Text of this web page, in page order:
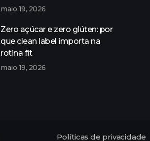
maio 19, 2026
Zero açúcar e zero glúten: por
que clean label importa na
rotina fit
maio 19, 2026
Políticas de privacidade